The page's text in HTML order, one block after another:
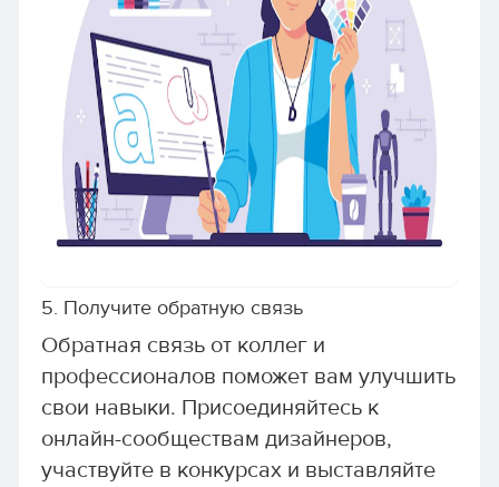
5. Получите обратную связь
Обратная связь от коллег и
профессионалов поможет вам улучшить
свои навыки. Присоединяйтесь к
онлайн-сообществам дизайнеров,
участвуйте в конкурсах и выставляйте